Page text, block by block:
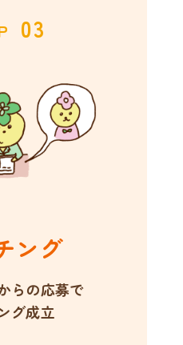
03
ング
らの応募で
グ成立